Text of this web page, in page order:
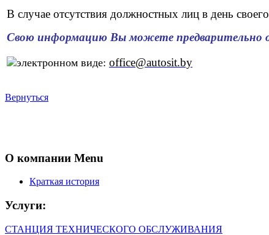
В случае отсутствия должностных лиц в день
Свою информацию Вы можете предварительно
электронном виде: office@autosit.by
Вернуться
О компании Menu
Краткая история
Услуги:
СТАНЦИЯ ТЕХНИЧЕСКОГО ОБСЛУЖИВАНИЯ